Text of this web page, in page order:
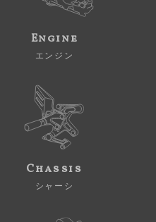
Engine
エンジン
Chassis
シャーシ